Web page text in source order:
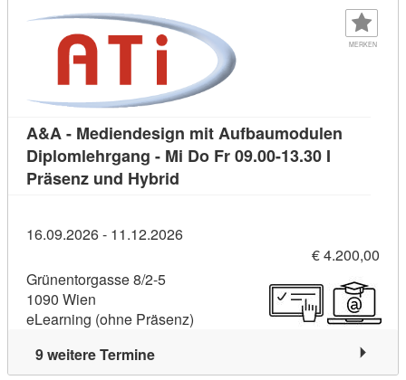
MERKEN
A&A - Mediendesign mit Aufbaumodulen
Diplomlehrgang - Mi Do Fr 09.00-13.30 I
Präsenz und Hybrid
16.09.2026 - 11.12.2026
€ 4.200,00
Grünentorgasse 8/2-5
1090 Wien
eLearning (ohne Präsenz)
9 weitere Termine